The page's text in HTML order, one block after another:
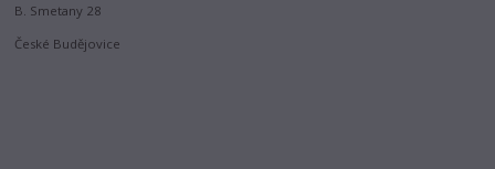
B. Smetany 28
České Budějovice